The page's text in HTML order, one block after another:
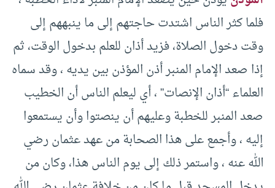
فلما كثر الناس اشتدت حاجتهم إلى ما ينبههم إلى
وقت دخول الصلاة، فزيد أذان للعلم بدخول الوقت، ثم
إذا صعد الإمام المنبر أذن المؤذن بين يديه ، وقد سماه
العلماء “أذان الإنصات” ، أي ليعلم الناس أن الخطيب
صعد المنبر للخطبة وعليهم أن ينصتوا وأن يستمعوا
إليه ، وأجمع على هذا الصحابة من عهد عثمان رضي
الله عنه ، واستمر ذلك إلى يوم الناس هذا، وكان من